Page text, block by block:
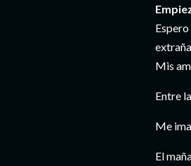
Mis
Entre
Me
El